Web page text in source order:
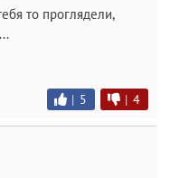
то проглядели,
| 5 | 4